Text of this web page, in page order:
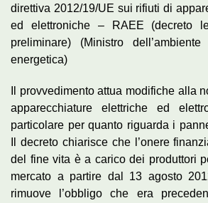
direttiva 2012/19/UE sui rifiuti di
ed elettroniche – RAEE (decreto
preliminare) (Ministro
energetica)
Il provvedimento attua modifiche alla
apparecchiature elettriche ed
particolare per quanto riguarda i
Il decreto chiarisce che l’onere
del fine vita è a carico dei produttori
mercato a partire dal 13 agosto
rimuove l’obbligo che era